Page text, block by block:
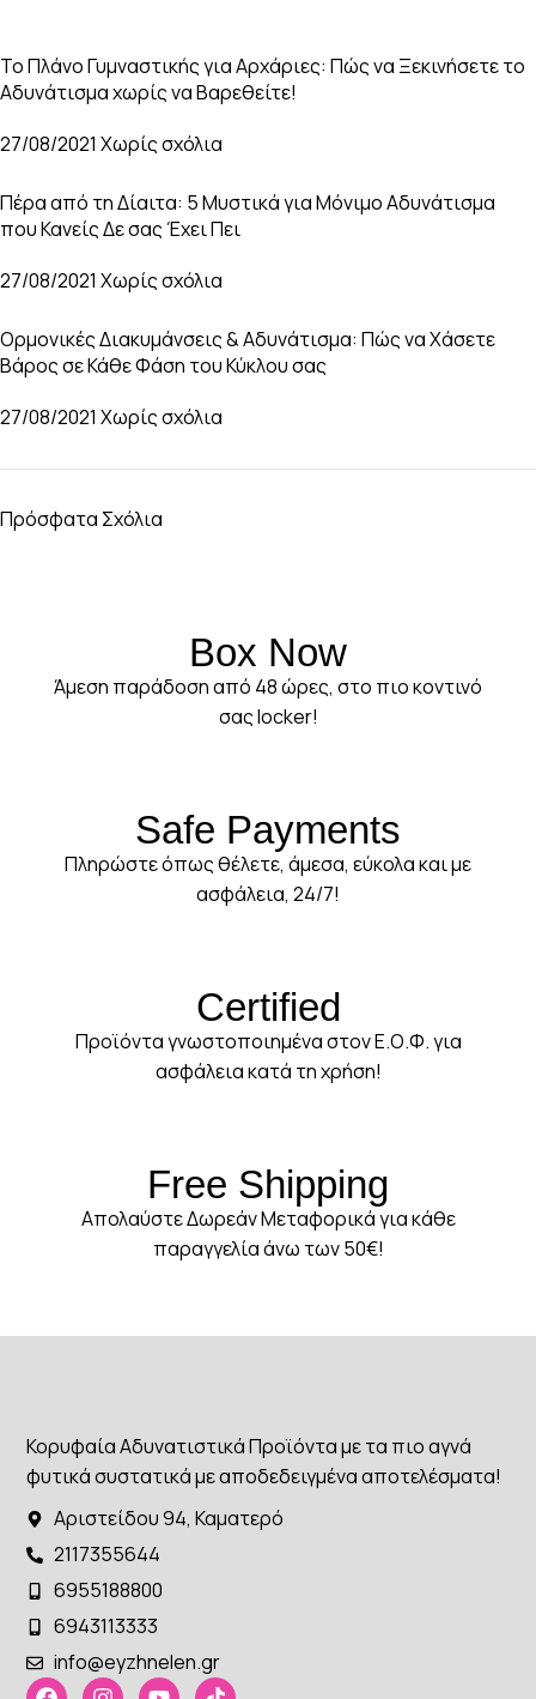
Το Πλάνο Γυμναστικής για Αρχάριες: Πώς να Ξεκινήσετε το
Αδυνάτισμα χωρίς να Βαρεθείτε!
27/08/2021 Χωρίς σχόλια
Πέρα από τη Δίαιτα: 5 Μυστικά για Μόνιμο Αδυνάτισμα
που Κανείς Δε σας Έχει Πει
27/08/2021 Χωρίς σχόλια
Ορμονικές Διακυμάνσεις & Αδυνάτισμα: Πώς να Χάσετε
Βάρος σε Κάθε Φάση του Κύκλου σας
27/08/2021 Χωρίς σχόλια
Πρόσφατα Σχόλια
Box Now
Άμεση παράδοση από 48 ώρες, στο πιο κοντινό
σας locker!
Safe Payments
Πληρώστε όπως θέλετε, άμεσα, εύκολα και με
ασφάλεια, 24/7!
Certified
Προϊόντα γνωστοποιημένα στον Ε.Ο.Φ. για
ασφάλεια κατά τη χρήση!
Free Shipping
Απολαύστε Δωρεάν Μεταφορικά για κάθε
παραγγελία άνω των 50€!
Κορυφαία Αδυνατιστικά Προϊόντα με τα πιο αγνά
φυτικά συστατικά με αποδεδειγμένα αποτελέσματα!
Αριστείδου 94, Καματερό
2117355644
6955188800
6943113333
info@eyzhnelen.gr